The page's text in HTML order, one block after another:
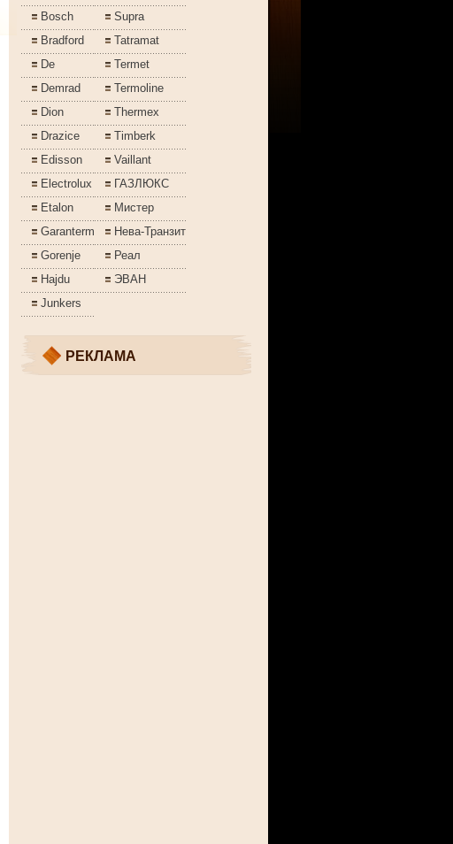
Bosch
Bradford
De
Demrad
Dion
Drazice
Edisson
Electrolux
Etalon
Garanterm
Gorenje
Hajdu
Junkers
Supra
Tatramat
Termet
Termoline
Thermex
Timberk
Vaillant
ГАЗЛЮКС
Мистер
Нева-Транзит
Реал
ЭВАН
РЕКЛАМА